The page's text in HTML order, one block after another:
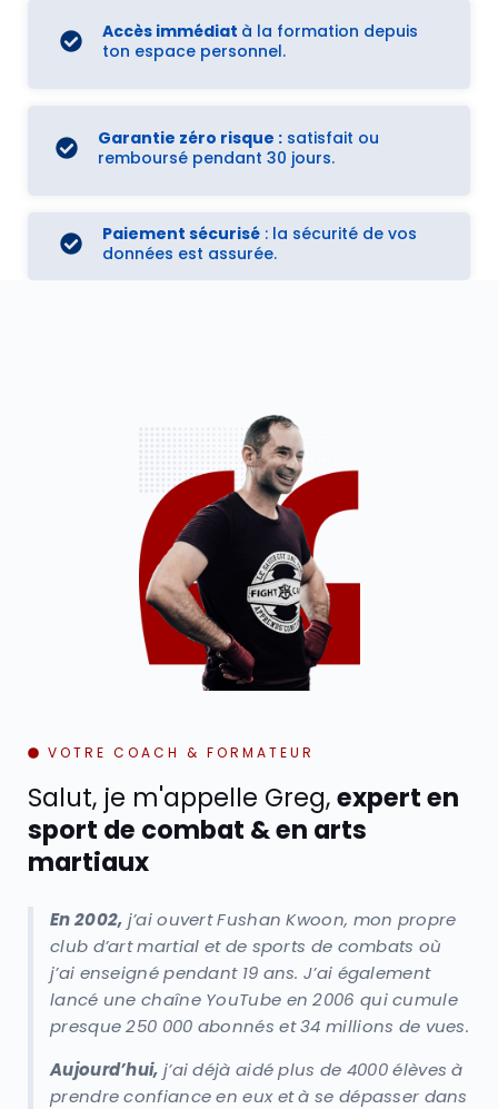
Accès immédiat à la formation depuis
ton espace personnel.
Garantie zéro risque : satisfait ou
remboursé pendant 30 jours.
Paiement sécurisé: la sécurité de vos
données est assurée.
VOTRE COACH & FORMATEUR
Salut, je m'appelle Greg,expert en
sport de combat & en arts
martiaux
En 2002, j’ai ouvert Fushan Kwoon, mon propre
club d’art martial et de sports de combats où
j’ai enseigné pendant 19 ans. J’ai également
lancé une chaîne YouTube en 2006 qui cumule
presque 250 000 abonnés et 34 millions de vues.
Aujourd’hui, j’ai déjà aidé plus de 4000 élèves à
prendre confiance en eux et à se dépasser dans